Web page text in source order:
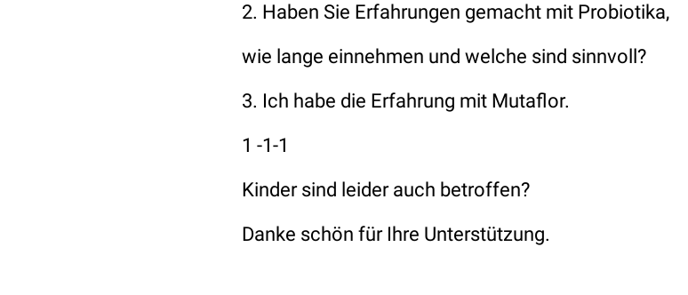
2. Haben Sie Erfahrungen gemacht mit Probiotika,
wie lange einnehmen und welche sind sinnvoll?
3. Ich habe die Erfahrung mit Mutaflor.
1 -1-1
Kinder sind leider auch betroffen?
Danke schön für Ihre Unterstützung.